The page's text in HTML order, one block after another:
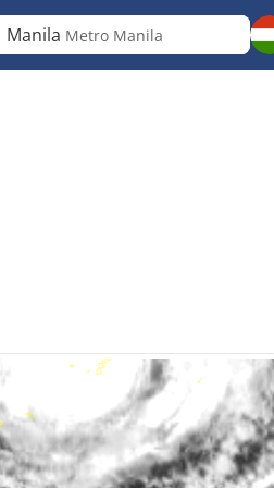
Manila Metro Manila